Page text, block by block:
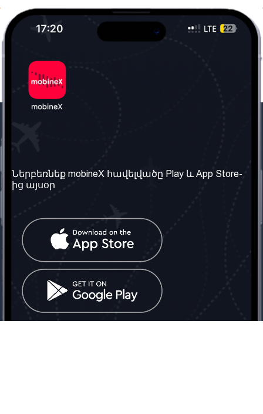
Մեր մասին
Մեր ծառայությունները
Պայմաններ և դրույթներ
Հաճախ տրվող հարցեր
Կապ մեզ հետ
Միացյալ
Թագավորություն: Մենք
գործընկեր ենք
փնտրում
Հայաստանում
Տարածել
սոցիալական
ցանցում
Ներբեռնեք mobineX հավելվածը Play և App Store-
ից այսօր